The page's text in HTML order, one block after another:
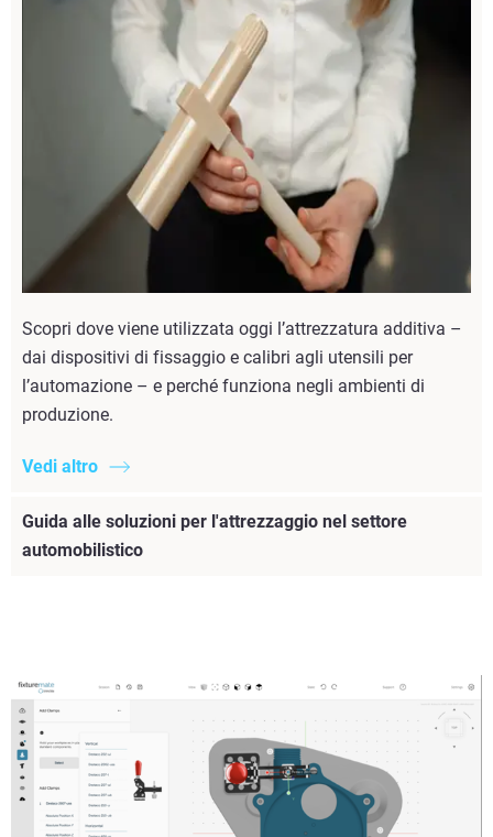
Scopri dove viene utilizzata oggi l’attrezzatura additiva –
dai dispositivi di fissaggio e calibri agli utensili per
l’automazione – e perché funziona negli ambienti di
produzione.
Vedi altro
Guida alle soluzioni per l'attrezzaggio nel settore
automobilistico